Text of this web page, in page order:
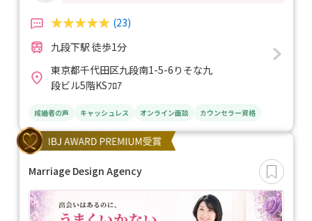
(23)
九段下駅 徒歩1分
東京都千代田区九段南1-5-6りそな九
段ビル5階KSﾌﾛｱ
成婚者の声 キャッシュレス オンライン面談 カウンセラー資格
Marriage Design Agency